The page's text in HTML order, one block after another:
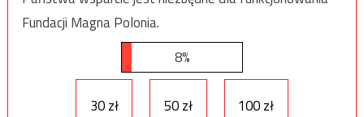
Fundacji Magna Polonia.
8%
30 zł 50 zł 100 zł